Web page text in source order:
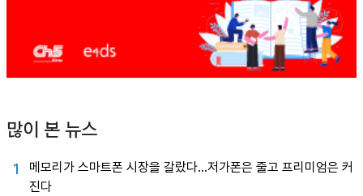
많이 본 뉴스
1
메모리가 스마트폰 시장을 갈랐다…저가폰은 줄고 프리미엄은 커
진다